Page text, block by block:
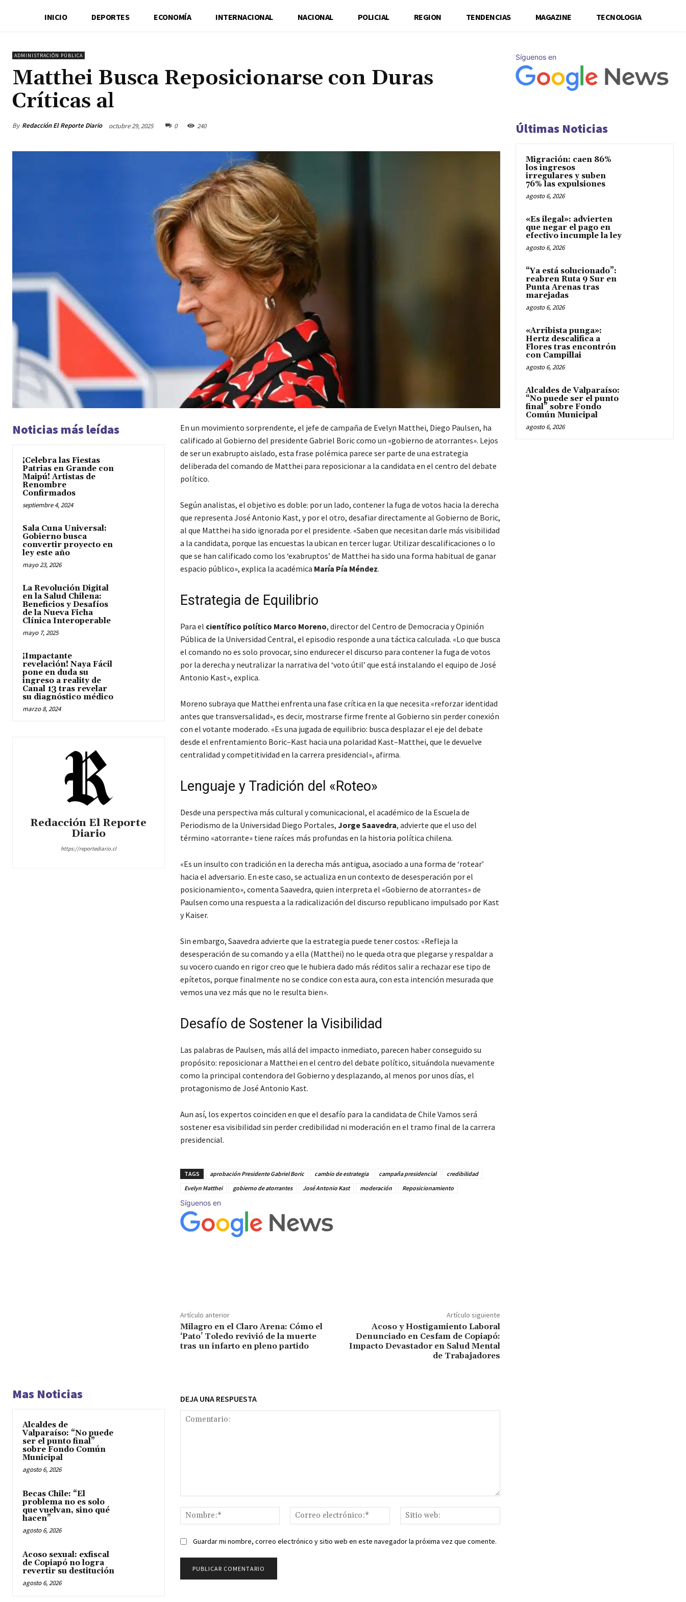
INICIO DEPORTES ECONOMÍA INTERNACIONAL NACIONAL POLICIAL REGION TENDENCIAS MAGAZINE TECNOLOGIA
ADMINISTRACIÓN PÚBLICA
Matthei Busca Reposicionarse con Duras
Críticas al
By Redacción El Reporte Diario octubre 29, 2025 0 240
Noticias más leídas
¡Celebra las Fiestas
Patrias en Grande con
Maipú! Artistas de
Renombre
Confirmados
septiembre 4, 2024
Sala Cuna Universal:
Gobierno busca
convertir proyecto en
ley este año
mayo 23, 2026
La Revolución Digital
en la Salud Chilena:
Beneficios y Desafíos
de la Nueva Ficha
Clínica Interoperable
mayo 7, 2025
¡Impactante
revelación! Naya Fácil
pone en duda su
ingreso a reality de
Canal 13 tras revelar
su diagnóstico médico
marzo 8, 2024
Redacción El Reporte
Diario
https://reportediario.cl
En un movimiento sorprendente, el jefe de campaña de Evelyn Matthei, Diego Paulsen, ha
calificado al Gobierno del presidente Gabriel Boric como un «gobierno de atorrantes». Lejos
de ser un exabrupto aislado, esta frase polémica parece ser parte de una estrategia
deliberada del comando de Matthei para reposicionar a la candidata en el centro del debate
político.
Según analistas, el objetivo es doble: por un lado, contener la fuga de votos hacia la derecha
que representa José Antonio Kast, y por el otro, desafiar directamente al Gobierno de Boric,
al que Matthei ha sido ignorada por el presidente. «Saben que necesitan darle más visibilidad
a la candidata, porque las encuestas la ubican en tercer lugar. Utilizar descalificaciones o lo
que se han calificado como los ‘exabruptos’ de Matthei ha sido una forma habitual de ganar
espacio público», explica la académica María Pía Méndez.
Estrategia de Equilibrio
Para el científico político Marco Moreno, director del Centro de Democracia y Opinión
Pública de la Universidad Central, el episodio responde a una táctica calculada. «Lo que busca
el comando no es solo provocar, sino endurecer el discurso para contener la fuga de votos
por la derecha y neutralizar la narrativa del ‘voto útil’ que está instalando el equipo de José
Antonio Kast», explica.
Moreno subraya que Matthei enfrenta una fase crítica en la que necesita «reforzar identidad
antes que transversalidad», es decir, mostrarse firme frente al Gobierno sin perder conexión
con el votante moderado. «Es una jugada de equilibrio: busca desplazar el eje del debate
desde el enfrentamiento Boric–Kast hacia una polaridad Kast–Matthei, que le devuelve
centralidad y competitividad en la carrera presidencial», afirma.
Lenguaje y Tradición del «Roteo»
Desde una perspectiva más cultural y comunicacional, el académico de la Escuela de
Periodismo de la Universidad Diego Portales, Jorge Saavedra, advierte que el uso del
término «atorrante» tiene raíces más profundas en la historia política chilena.
«Es un insulto con tradición en la derecha más antigua, asociado a una forma de ‘rotear’
hacia el adversario. En este caso, se actualiza en un contexto de desesperación por el
posicionamiento», comenta Saavedra, quien interpreta el «Gobierno de atorrantes» de
Paulsen como una respuesta a la radicalización del discurso republicano impulsado por Kast
y Kaiser.
Sin embargo, Saavedra advierte que la estrategia puede tener costos: «Refleja la
desesperación de su comando y a ella (Matthei) no le queda otra que plegarse y respaldar a
su vocero cuando en rigor creo que le hubiera dado más réditos salir a rechazar ese tipo de
epítetos, porque finalmente no se condice con esta aura, con esta intención mesurada que
vemos una vez más que no le resulta bien».
Desafío de Sostener la Visibilidad
Las palabras de Paulsen, más allá del impacto inmediato, parecen haber conseguido su
propósito: reposicionar a Matthei en el centro del debate político, situándola nuevamente
como la principal contendora del Gobierno y desplazando, al menos por unos días, el
protagonismo de José Antonio Kast.
Aun así, los expertos coinciden en que el desafío para la candidata de Chile Vamos será
sostener esa visibilidad sin perder credibilidad ni moderación en el tramo final de la carrera
presidencial.
TAGS aprobación Presidente Gabriel Boric cambio de estrategia campaña presidencial
credibilidad
Evelyn Matthei
gobierno de atorrantes José Antonio Kast moderación Reposicionamiento
Síguenos en
Artículo anterior
Milagro en el Claro Arena: Cómo el
‘Pato’ Toledo revivió de la muerte
tras un infarto en pleno partido
Artículo siguiente
Acoso y Hostigamiento Laboral
Denunciado en Cesfam de Copiapó:
Impacto Devastador en Salud Mental
de Trabajadores
Mas Noticias
Alcaldes de
Valparaíso: “No puede
ser el punto final”
sobre Fondo Común
Municipal
agosto 6, 2026
Becas Chile: “El
problema no es solo
que vuelvan, sino qué
hacen”
agosto 6, 2026
Acoso sexual: exfiscal
de Copiapó no logra
revertir su destitución
agosto 6, 2026
DEJA UNA RESPUESTA
Nombre:*
Correo
electrónico:*
web:
Guardar mi nombre, correo electrónico y sitio web en este navegador la próxima vez que comente.
Síguenos en
Últimas Noticias
Migración: caen 86%
los ingresos
irregulares y suben
76% las expulsiones
agosto 6, 2026
«Es ilegal»: advierten
que negar el pago en
efectivo incumple la ley
agosto 6, 2026
“Ya está solucionado”:
reabren Ruta 9 Sur en
Punta Arenas tras
marejadas
agosto 6, 2026
«Arribista punga»:
Hertz descalifica a
Flores tras encontrón
con Campillai
agosto 6, 2026
Alcaldes de Valparaíso:
“No puede ser el punto
final” sobre Fondo
Común Municipal
agosto 6, 2026